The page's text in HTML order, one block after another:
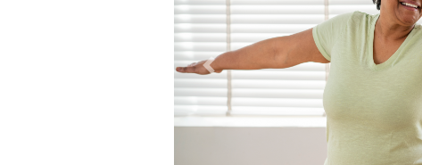
Previous